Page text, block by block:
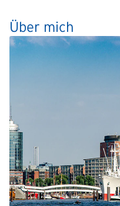
Über mich